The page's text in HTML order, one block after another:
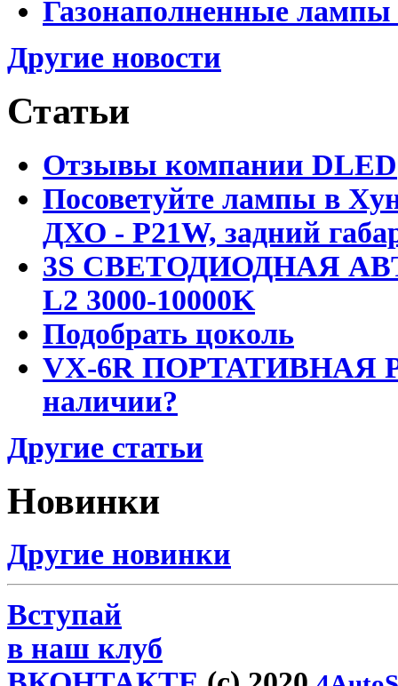
Газонаполненные
Другие новости
Статьи
Отзывы компании DLED
Посоветуйте лампы в
ДХО - P21W, задний
3S СВЕТОДИОДНАЯ
L2 3000-10000K
Подобрать цоколь
VX-6R ПОРТАТИВНАЯ
наличии?
Другие статьи
Новинки
Другие новинки
Вступай
в наш клуб